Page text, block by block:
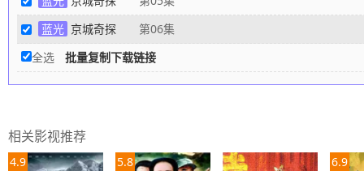
蓝光 京城奇探 第06集
全选
批量复制下载链接
相关影视推荐
4.9 5.8 6.9